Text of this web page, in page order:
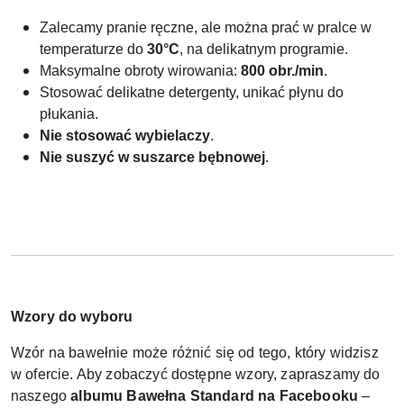
Zalecamy pranie ręczne, ale można prać w pralce w
temperaturze do 30°C, na delikatnym programie.
Maksymalne obroty wirowania: 800 obr./min.
Stosować delikatne detergenty, unikać płynu do
płukania.
Nie stosować wybielaczy.
Nie suszyć w suszarce bębnowej.
Wzory do wyboru
Wzór na bawełnie może różnić się od tego, który widzisz
w ofercie. Aby zobaczyć dostępne wzory, zapraszamy do
naszegoalbumu Bawełna Standard na Facebooku –